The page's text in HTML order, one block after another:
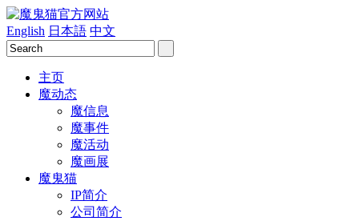
English 日本語 中文
主页
魔动态
魔信息
魔事件
魔活动
魔画展
魔鬼猫
IP简介
公司简介